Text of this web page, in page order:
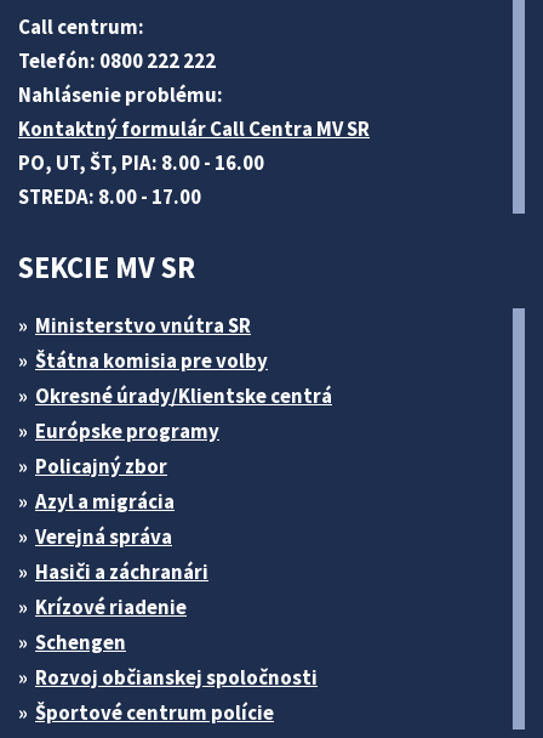
Call centrum:
Telefón: 0800 222 222
Nahlásenie problému:
Kontaktný formulár Call Centra MV SR
PO, UT, ŠT, PIA: 8.00 - 16.00
STREDA: 8.00 - 17.00
SEKCIE MV SR
Ministerstvo vnútra SR
Štátna komisia pre volby
Okresné úrady/Klientske centrá
Európske programy
Policajný zbor
Azyl a migrácia
Verejná správa
Hasiči a záchranári
Krízové riadenie
Schengen
Rozvoj občianskej spoločnosti
Športové centrum polície